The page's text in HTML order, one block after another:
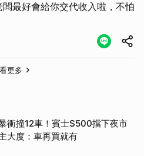
最好會給你交代收入啦，不怕
更多
衝撞12車！賓士S500擋下夜市
大度：車再買就有